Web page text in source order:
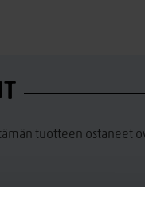
tuotteen ostaneet